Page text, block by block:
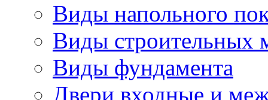
Виды напольного
Виды строительных
Виды фундамента
Двери входные и